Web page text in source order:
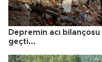
Depremin acı bilançosu
geçti...